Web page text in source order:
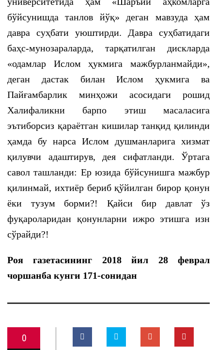
бўйсунишда танлов йўқ» деган мавзуда ҳам
давра суҳбати уюштирди. Давра суҳбатидаги
баҳс-мунозараларда, тарқатилган дискларда
«одамлар Ислом ҳукмига мажбурланмайди»,
деган дастак билан Ислом ҳукмига ва
Пайғамбарлик минҳожи асосидаги рошид
Халифаликни барпо этиш масаласига
эътиборсиз қараётган кишилар танқид қилинди
ҳамда бу нарса Ислом душманларига хизмат
қилувчи адаштирув, дея сифатланди. Ўртага
савол ташланди: Ер юзида бўйсунишга мажбур
қилинмай, ихтиёр бериб қўйилган бирор қонун
ёки тузум борми?! Қайси бир давлат ўз
фуқароларидан қонунларни ижро этишга изн
сўрайди?!
Роя газетасининг 2018 йил 28 феврал
чоршанба кунги 171-сонидан
0